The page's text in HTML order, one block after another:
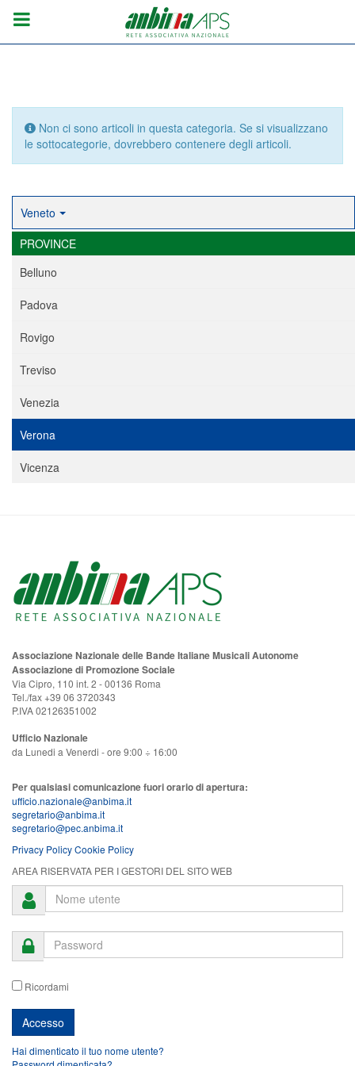
Info
Non ci sono articoli in questa categoria. Se si visualizzano
le sottocategorie, dovrebbero contenere degli articoli.
Veneto
PROVINCE
Belluno
Padova
Rovigo
Treviso
Venezia
Verona
Vicenza
Associazione Nazionale delle Bande Italiane Musicali Autonome
Associazione di Promozione Sociale
Via Cipro, 110 int. 2 - 00136 Roma
Tel./fax +39 06 3720343
P.IVA 02126351002
Ufficio Nazionale
da Lunedi a Venerdi - ore 9:00 ÷ 16:00
Per qualsiasi comunicazione fuori orario di apertura:
ufficio.nazionale@anbima.it
segretario@anbima.it
segretario@pec.anbima.it
Privacy PolicyCookie Policy
AREA RISERVATA PER I GESTORI DEL SITO WEB
Ricordami
Hai dimenticato il tuo nome utente?